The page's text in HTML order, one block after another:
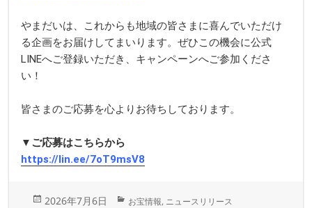
やまだいは、これからも地域の皆さまに喜んでいただけ
る企画をお届けしてまいります。ぜひこの機会に公式
LINEへご登録いただき、キャンペーンへご参加くださ
い！
皆さまのご応募を心よりお待ちしております。
▼ご応募はこちらから
https://lin.ee/7oT9msV8
投
2026年7月6日
カ
お宝情報, ニュースリリース